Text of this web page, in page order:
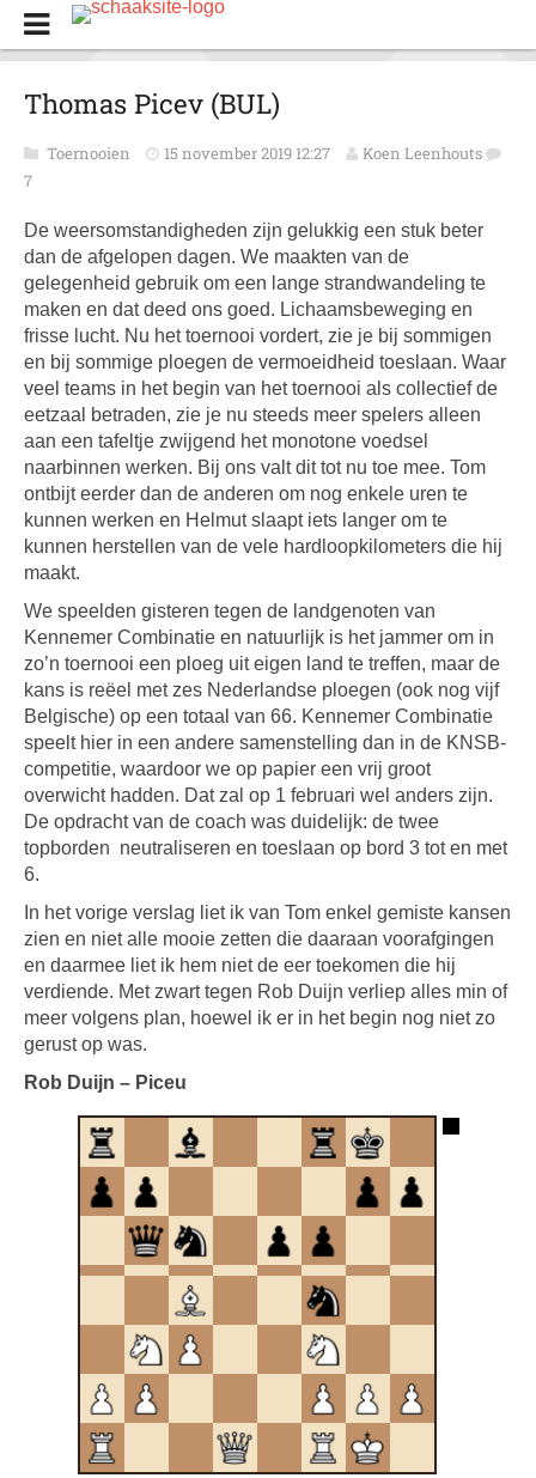
Thomas Picev (BUL)
Toernooien 15 november 2019 12:27
Koen Leenhouts
7
De weersomstandigheden zijn gelukkig een stuk beter
dan de afgelopen dagen. We maakten van de
gelegenheid gebruik om een lange strandwandeling te
maken en dat deed ons goed. Lichaamsbeweging en
frisse lucht. Nu het toernooi vordert, zie je bij sommigen
en bij sommige ploegen de vermoeidheid toeslaan. Waar
veel teams in het begin van het toernooi als collectief de
eetzaal betraden, zie je nu steeds meer spelers alleen
aan een tafeltje zwijgend het monotone voedsel
naarbinnen werken. Bij ons valt dit tot nu toe mee. Tom
ontbijt eerder dan de anderen om nog enkele uren te
kunnen werken en Helmut slaapt iets langer om te
kunnen herstellen van de vele hardloopkilometers die hij
maakt.
We speelden gisteren tegen de landgenoten van
Kennemer Combinatie en natuurlijk is het jammer om in
zo’n toernooi een ploeg uit eigen land te treffen, maar de
kans is reëel met zes Nederlandse ploegen (ook nog vijf
Belgische) op een totaal van 66. Kennemer Combinatie
speelt hier in een andere samenstelling dan in de KNSB-
competitie, waardoor we op papier een vrij groot
overwicht hadden. Dat zal op 1 februari wel anders zijn.
De opdracht van de coach was duidelijk: de twee
topborden neutraliseren en toeslaan op bord 3 tot en met
6.
In het vorige verslag liet ik van Tom enkel gemiste kansen
zien en niet alle mooie zetten die daaraan voorafgingen
en daarmee liet ik hem niet de eer toekomen die hij
verdiende. Met zwart tegen Rob Duijn verliep alles min of
meer volgens plan, hoewel ik er in het begin nog niet zo
gerust op was.
Rob Duijn – Piceu